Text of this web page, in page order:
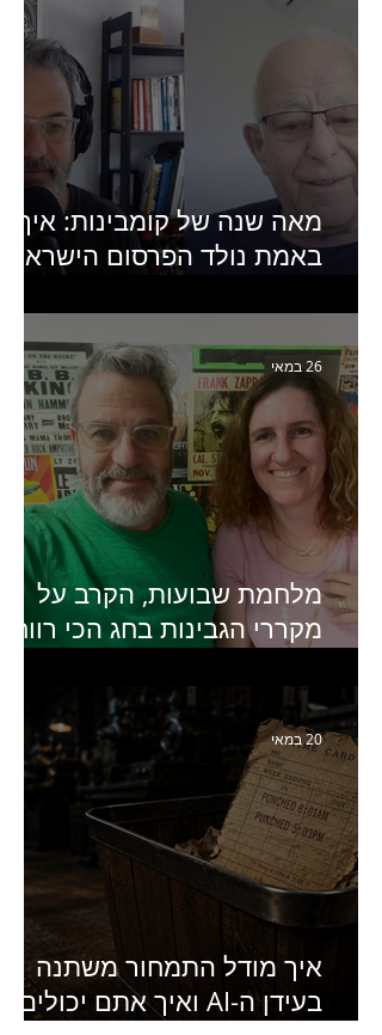
מאה שנה של קומבינות: איך
באמת נולד הפרסום
מחבר הספר "מסע פרסום:
פרקים בחיי הפרסום
מלחמת שבועות, הקרב על
מקררי הגבינות בחג הכי רווחי
סמנכ״לית השיווק והמכירות
של מחלבות גד
26 במאי
איך מודל התמחור משתנה
בעידן ה-AI ואיך אתם יכולים
20 במאי